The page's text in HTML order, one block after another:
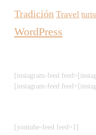
Tradición Travel
WordPress
[instagram-feed
[instagram-feed
[youtube-feed feed=1]